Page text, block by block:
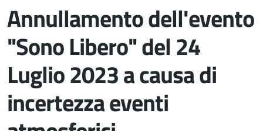
Annullamento dell'evento
"Sono Libero" del 24
Luglio 2023 a causa di
incertezza eventi